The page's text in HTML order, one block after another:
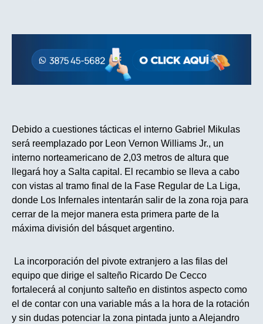
Debido a cuestiones tácticas el interno Gabriel Mikulas
será reemplazado por Leon Vernon Williams Jr., un
interno norteamericano de 2,03 metros de altura que
llegará hoy a Salta capital. El recambio se lleva a cabo
con vistas al tramo final de la Fase Regular de La Liga,
donde Los Infernales intentarán salir de la zona roja para
cerrar de la mejor manera esta primera parte de la
máxima división del básquet argentino.
La incorporación del pivote extranjero a las filas del
equipo que dirige el salteño Ricardo De Cecco
fortalecerá al conjunto salteño en distintos aspecto como
el de contar con una variable más a la hora de la rotación
y sin dudas potenciar la zona pintada junto a Alejandro